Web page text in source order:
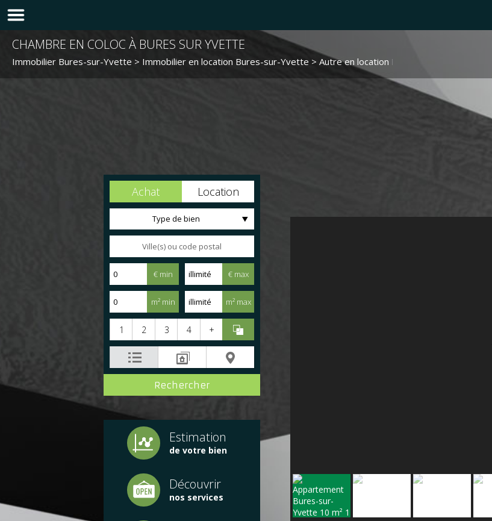
CHAMBRE EN COLOC À BURES SUR YVETTE
Immobilier Bures-sur-Yvette > Immobilier en location Bures-sur-Yvette > Autre en location Bures-sur-Yvette
Achat Location
Type de bien
€ min € max
m² min m² max
1 2 3 4 +
Estimation
de votre bien
Découvrir
nos services